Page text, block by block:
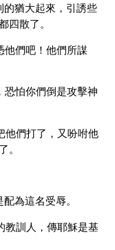
猶大起來，引誘些
四散了。
他們吧！他們所謀
怕你們倒是攻擊神
他們打了，又吩咐他
。
為這名受辱。
教訓人，傳耶穌是基